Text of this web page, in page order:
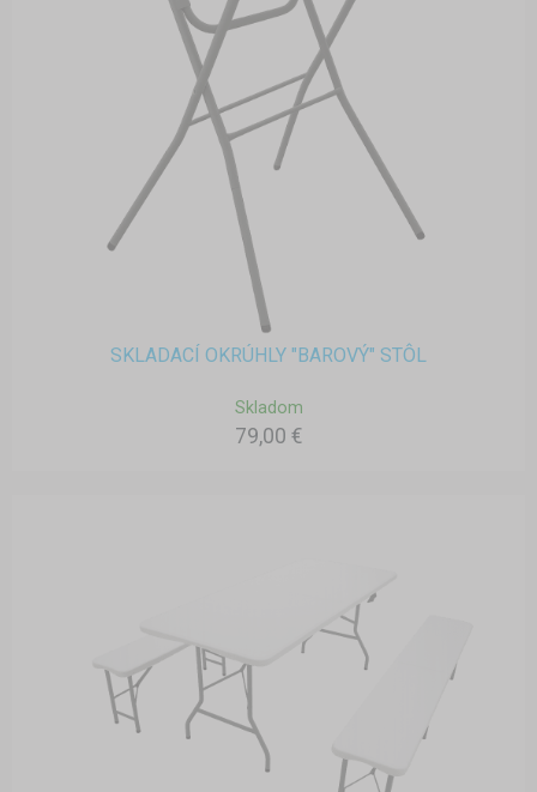
SKLADACÍ OKRÚHLY "BAROVÝ" STÔL
Skladom
79,00 €